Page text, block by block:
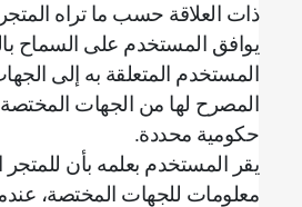
ذات العلاقة حسب ما تراه المتجر
يوافق المستخدم على السماح
المستخدم المتعلقة به إلى
المصرح لها من الجهات المختصة
حكومية محددة.
‌يقر المستخدم بعلمه بأن
معلومات للجهات المختصة،